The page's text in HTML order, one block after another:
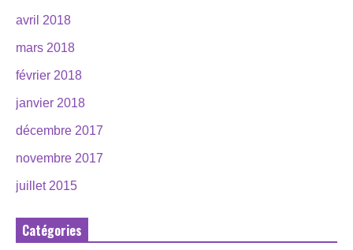
avril 2018
mars 2018
février 2018
janvier 2018
décembre 2017
novembre 2017
juillet 2015
Catégories